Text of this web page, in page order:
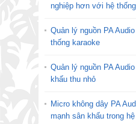
nghiệp hơn với hệ
Quản lý nguồn PA
thống karaoke
Quản lý nguồn PA
khấu thu nhỏ
Micro không dây PA
mạnh sân khấu trong